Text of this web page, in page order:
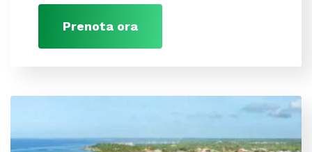
Prenota ora